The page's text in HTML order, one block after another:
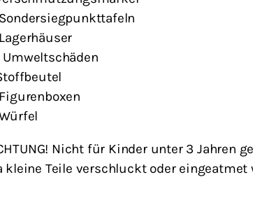
Umweltschäden
Nicht für Kinder unter 3 Jahren
kleine Teile verschluckt oder eingeatmet